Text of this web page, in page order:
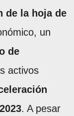
de la hoja de
un
de
activos
. A pesar